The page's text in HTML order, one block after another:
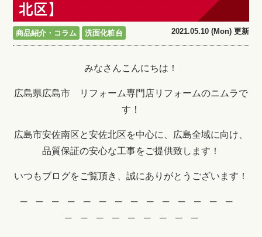
北区】
商品紹介・コラム 洗面化粧台 2021.05.10 (Mon) 更新
みなさんこんにちは！
広島県広島市 リフォーム専門店リフォームのニムラで
す！
広島市安佐南区と安佐北区を中心に、広島全域に向け、
品質保証の安心な工事をご提供致します！
いつもブログをご覧頂き、誠にありがとうございます！
─ ─ ─ ─ ─ ─ ─ ─ ─ ─ ─ ─ ─ ─
─ ─ ─ ─ ─ ─ ─ ─ ─